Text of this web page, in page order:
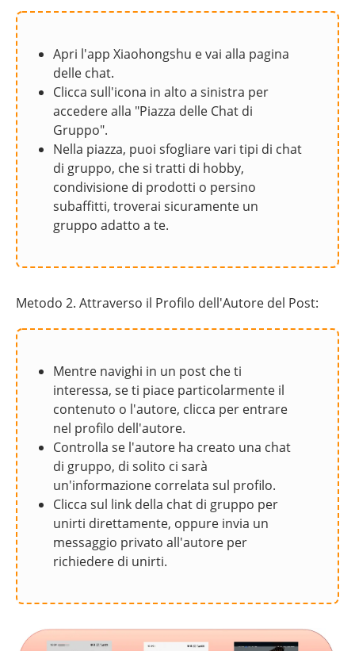
Apri l'app Xiaohongshu e vai alla pagina
delle chat.
Clicca sull'icona in alto a sinistra per
accedere alla "Piazza delle Chat di
Gruppo".
Nella piazza, puoi sfogliare vari tipi di chat
di gruppo, che si tratti di hobby,
condivisione di prodotti o persino
subaffitti, troverai sicuramente un
gruppo adatto a te.
Metodo 2. Attraverso il Profilo dell'Autore del Post:
Mentre navighi in un post che ti
interessa, se ti piace particolarmente il
contenuto o l'autore, clicca per entrare
nel profilo dell'autore.
Controlla se l'autore ha creato una chat
di gruppo, di solito ci sarà
un'informazione correlata sul profilo.
Clicca sul link della chat di gruppo per
unirti direttamente, oppure invia un
messaggio privato all'autore per
richiedere di unirti.